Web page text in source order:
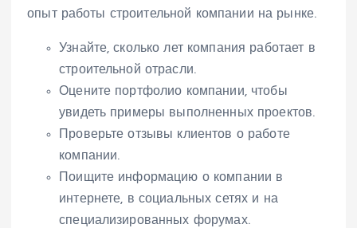
опыт работы строительной компании на рынке.
Узнайте, сколько лет компания работает в
строительной отрасли.
Оцените портфолио компании, чтобы
увидеть примеры выполненных проектов.
Проверьте отзывы клиентов о работе
компании.
Поищите информацию о компании в
интернете, в социальных сетях и на
специализированных форумах.